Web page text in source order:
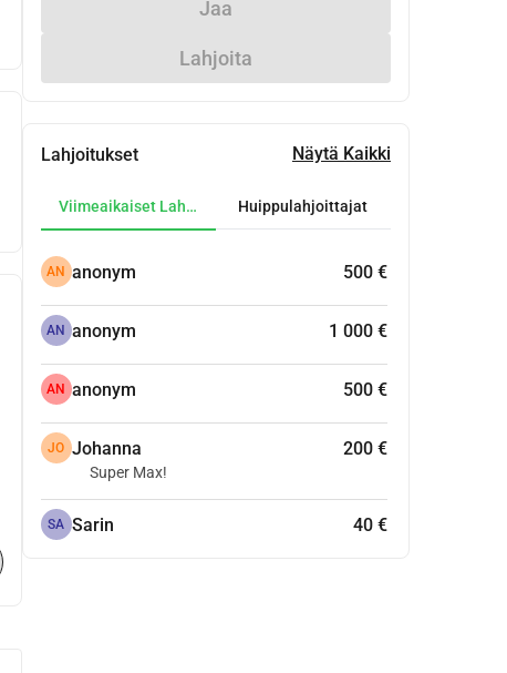
Jaa
Lahjoita
Lahjoitukset Näytä Kaikki
Viimeaikaiset LahjoituksetHuippulahjoittajat
AN anonym 500 €
AN anonym 1 000 €
AN anonym 500 €
JO Johanna 200 €
Super Max!
SA Sarin 40 €